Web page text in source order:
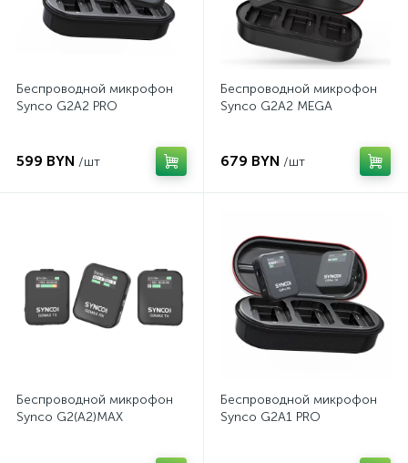
Беспроводной микрофон
Synco G2A2 PRO
599 BYN /шт
Беспроводной микрофон
Synco G2A2 MEGA
679 BYN /шт
Беспроводной микрофон
Synco G2(A2)MAX
Беспроводной микрофон
Synco G2A1 PRO